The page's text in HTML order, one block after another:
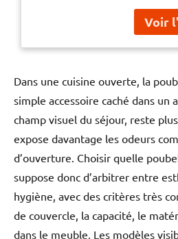
Dans une cuisine ouverte, la
simple accessoire caché dans un
champ visuel du séjour, reste
expose davantage les odeurs
d’ouverture. Choisir quelle
suppose donc d’arbitrer entre
hygiène, avec des critères très
de couvercle, la capacité, le
dans le meuble. Les modèles